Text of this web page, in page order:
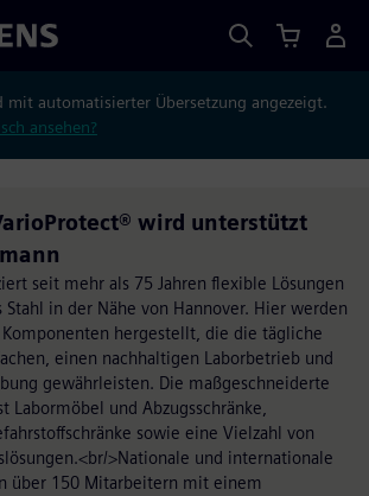
mit automatisierter Übersetzung angezeigt.
ansehen?
wird unterstützt
seit mehr als 75 Jahren flexible Lösungen
Stahl in der Nähe von Hannover. Hier werden
hergestellt, die die tägliche
einen nachhaltigen Laborbetrieb und
gewährleisten. Die maßgeschneiderte
Labormöbel und Abzugsschränke,
sowie eine Vielzahl von
>Nationale und internationale
über 150 Mitarbeitern mit einem